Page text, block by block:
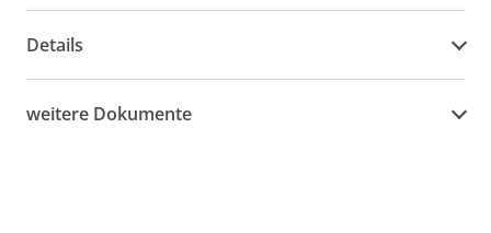
Details
weitere Dokumente